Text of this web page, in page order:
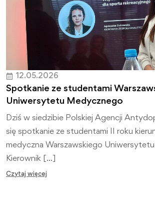
12.05.2026
Spotkanie ze studentami
Uniwersytetu Medycznego
Dziś w siedzibie Polskiej Agencji
się spotkanie ze studentami II roku
medyczna Warszawskiego
Kierownik […]
Czytaj więcej